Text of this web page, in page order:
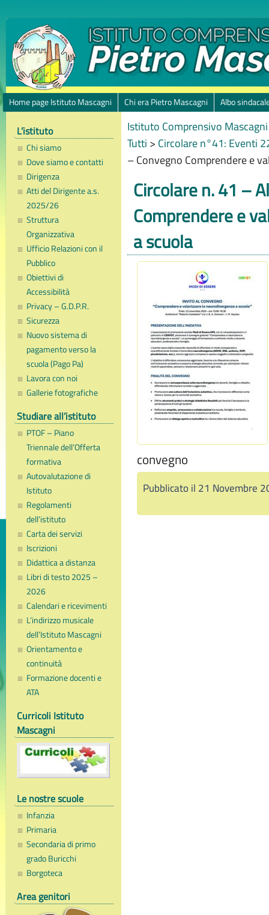
Home page Istituto Mascagni Chi era Pietro Mascagni Albo
L’istituto
Chi siamo
Dove siamo e contatti
Dirigenza
Atti del Dirigente a.s.
2025/26
Struttura
Organizzativa
Ufficio Relazioni con il
Pubblico
Obiettivi di
Accessibilità
Privacy – G.D.P.R.
Sicurezza
Nuovo sistema di
pagamento verso la
scuola (Pago Pa)
Lavora con noi
Gallerie fotografiche
Studiare all’istituto
PTOF – Piano
Triennale dell’Offerta
formativa
Autovalutazione di
Istituto
Regolamenti
dell’istituto
Carta dei servizi
Iscrizioni
Didattica a distanza
Libri di testo 2025 –
2026
Calendari e ricevimenti
L’indirizzo musicale
dell’Istituto Mascagni
Orientamento e
continuità
Formazione docenti e
ATA
Curricoli Istituto
Mascagni
Le nostre scuole
Infanzia
Primaria
Secondaria di primo
grado Buricchi
Borgoteca
Area genitori
Istituto Comprensivo
Tutti > Circolare n°41: Eventi
– Convegno Comprendere e
Circolare n. 41 –
Comprendere e
a scuola
convegno
Pubblicato il 21 Novembre